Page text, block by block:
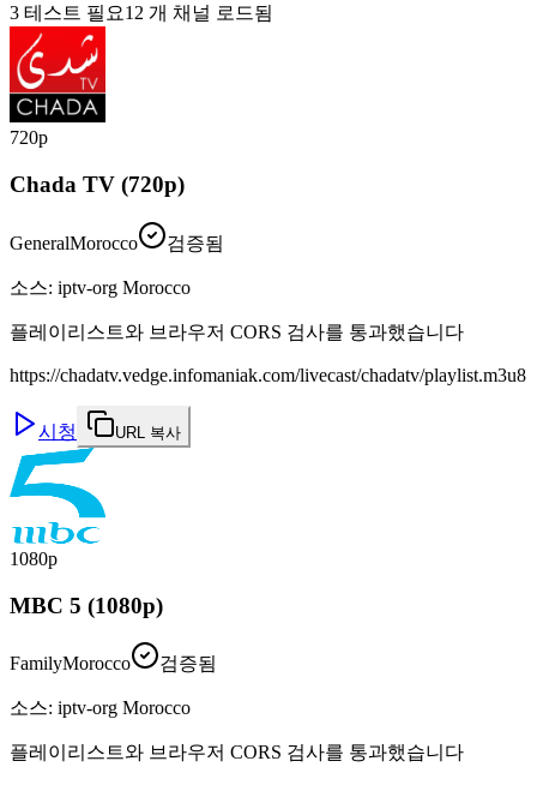
3 테스트 필요12 개 채널 로드됨
720p
Chada TV (720p)
GeneralMorocco 검증됨
소스: iptv-org Morocco
플레이리스트와 브라우저 CORS 검사를 통과했습니다
https://chadatv.vedge.infomaniak.com/livecast/chadatv/playlist.m3u8
시청 URL 복사
1080p
MBC 5 (1080p)
FamilyMorocco 검증됨
소스: iptv-org Morocco
플레이리스트와 브라우저 CORS 검사를 통과했습니다